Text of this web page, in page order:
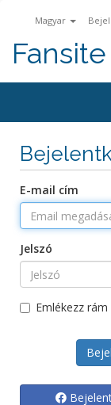
Magyar
E-mail cím
Jelszó
Emlékezz rám